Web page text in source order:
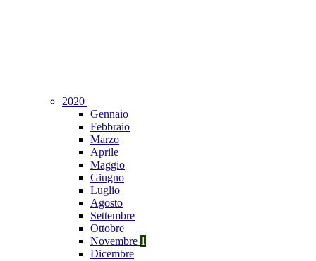
2020
Gennaio
Febbraio
Marzo
Aprile
Maggio
Giugno
Luglio
Agosto
Settembre
Ottobre
Novembre 1
Dicembre